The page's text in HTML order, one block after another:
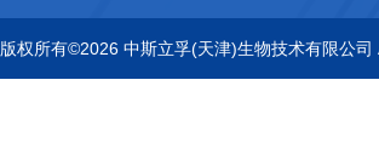
版权所有©2026 中斯立孚(天津)生物技术有限公